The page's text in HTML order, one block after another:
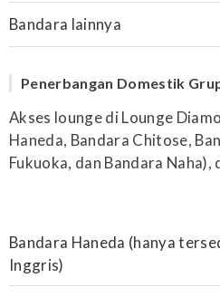
Bandara lainnya
Penerbangan Domestik Grup
Akses lounge di Lounge
Haneda, Bandara Chitose,
Fukuoka, dan Bandara Naha),
Bandara Haneda (hanya
Inggris)